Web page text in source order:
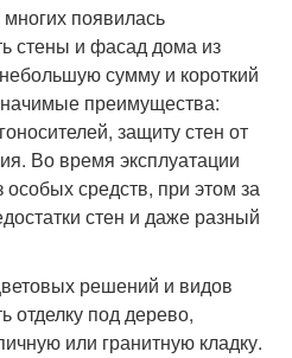
появилась
стены и фасад дома из
сумму и короткий
преимущества:
защиту стен от
Во время эксплуатации
особых средств, при этом за
стен и даже разный
решений и видов
отделку под дерево,
или гранитную кладку.